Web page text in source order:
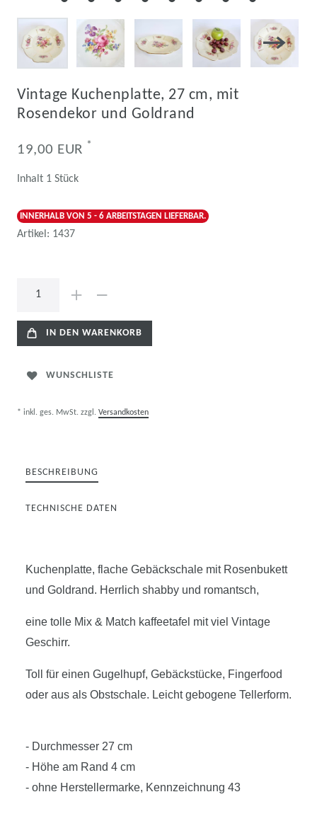
Vintage Kuchenplatte, 27 cm, mit
Rosendekor und Goldrand
19,00 EUR *
Inhalt 1 Stück
INNERHALB VON 5 - 6 ARBEITSTAGEN LIEFERBAR.
Artikel: 1437
IN DEN WARENKORB
WUNSCHLISTE
* inkl. ges. MwSt. zzgl. Versandkosten
BESCHREIBUNG
TECHNISCHE DATEN
Kuchenplatte, flache Gebäckschale mit Rosenbukett
und Goldrand. Herrlich shabby und romantsch,
eine tolle Mix & Match kaffeetafel mit viel Vintage
Geschirr.
Toll für einen Gugelhupf, Gebäckstücke, Fingerfood
oder aus als Obstschale. Leicht gebogene Tellerform.
- Durchmesser 27 cm
- Höhe am Rand 4 cm
- ohne Herstellermarke, Kennzeichnung 43